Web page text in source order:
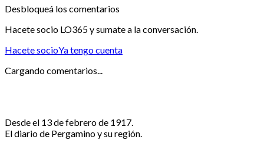
Desbloqueá los comentarios
Hacete socio LO365 y sumate a la conversación.
Hacete socioYa tengo cuenta
Cargando comentarios...
Desde el 13 de febrero de 1917.
El diario de Pergamino y su región.